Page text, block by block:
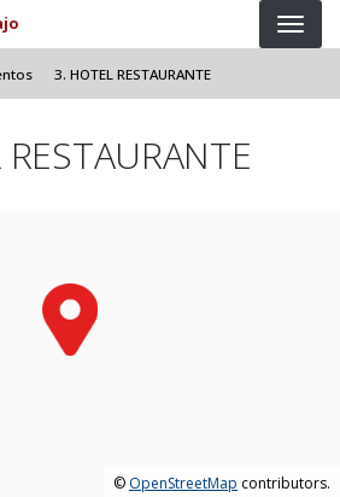
principal
HOTEL RESTAURANTE
© OpenStreetMap contributors.